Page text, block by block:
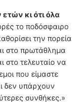
κι ότι όλα
το ποδόσφαιρο
την πορεία
στο πρωτάθλημα
στο τελευταίο να
που είμαστε
δεν υπάρχουν
συνθήκες.»